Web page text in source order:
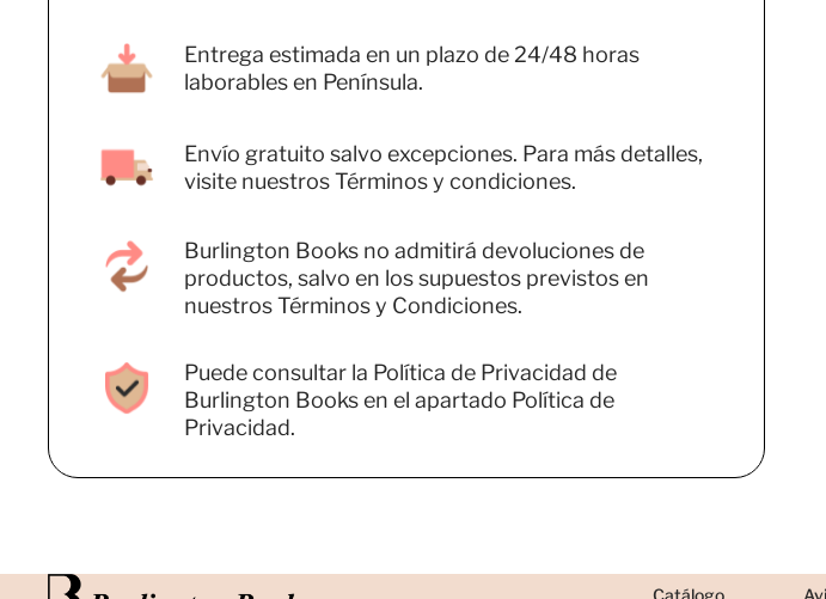
Entrega estimada en un plazo de 24/48 horas
laborables en Península.
Envío gratuito salvo excepciones. Para más detalles,
visite nuestros Términos y condiciones.
Burlington Books no admitirá devoluciones de
productos, salvo en los supuestos previstos en
nuestros Términos y Condiciones.
Puede consultar la Política de Privacidad de
Burlington Books en el apartado Política de
Privacidad.
Catálogo